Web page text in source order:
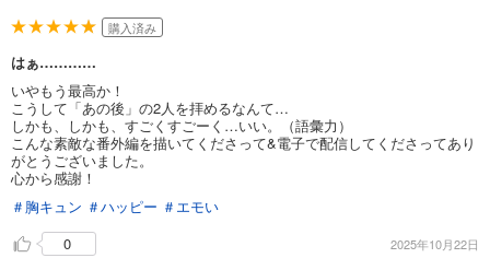
購入済み
はぁ…………
いやもう最高か！
こうして「あの後」の2人を拝めるなんて…
しかも、しかも、すごくすごーく…いい。（語彙力）
こんな素敵な番外編を描いてくださって&電子で配信してくださってあり
がとうございました。
心から感謝！
＃胸キュン ＃ハッピー ＃エモい
0
2025年10月22日